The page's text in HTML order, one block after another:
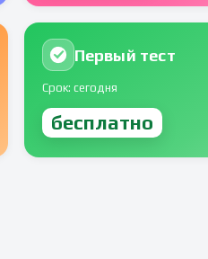
Первый тест
Срок: сегодня
бесплатно